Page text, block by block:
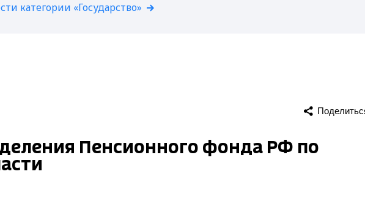
категории «Государство»
Пенсионного фонда РФ по